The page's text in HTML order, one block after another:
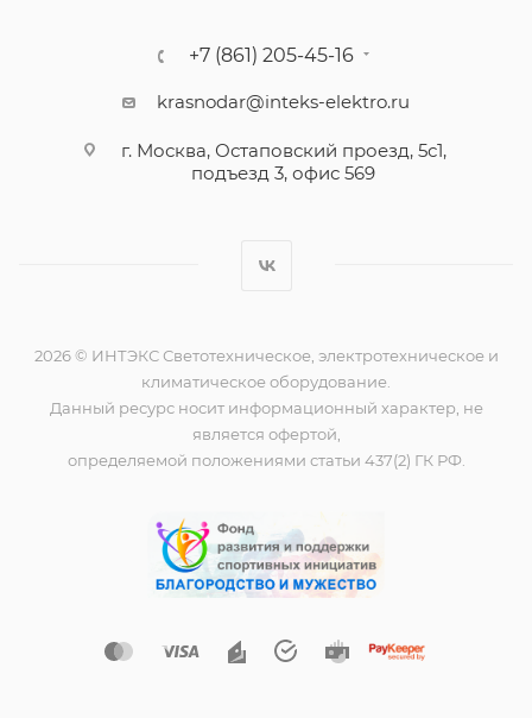
+7 (861) 205-45-16
krasnodar@inteks-elektro.ru
г. Москва, Остаповский проезд, 5с1,
подъезд 3, офис 569
2026 © ИНТЭКС Светотехническое, электротехническое и
климатическое оборудование.
Данный ресурс носит информационный характер, не
является офертой,
определяемой положениями статьи 437(2) ГК РФ.